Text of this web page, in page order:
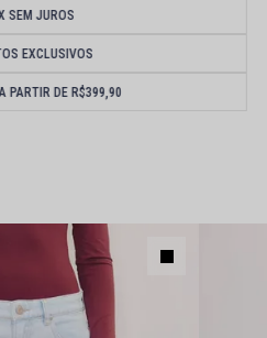
SEM JUROS
EXCLUSIVOS
PARTIR DE R$399,90